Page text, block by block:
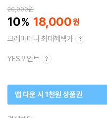
20,000원
10 18,000
크레마머니 최대혜택가
YES포인트
앱 다운 시 1천원 상품권